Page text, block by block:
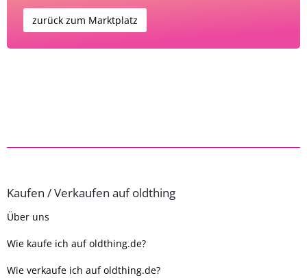
zurück zum Marktplatz
Kaufen / Verkaufen auf oldthing
Über uns
Wie kaufe ich auf oldthing.de?
Wie verkaufe ich auf oldthing.de?